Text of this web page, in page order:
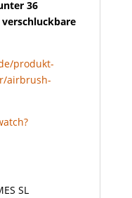
36
produkt-
airbrush-
SL